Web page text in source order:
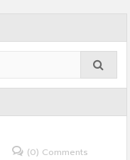
(0) Comments